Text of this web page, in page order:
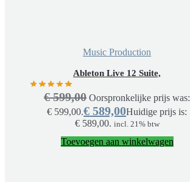
Music Production
Ableton Live 12 Suite,
€599,00 Oorspronkelijke prijs was:
€ 599,00.€ 589,00Huidige prijs is:
€ 589,00. incl. 21% btw
Toevoegen aan winkelwagen